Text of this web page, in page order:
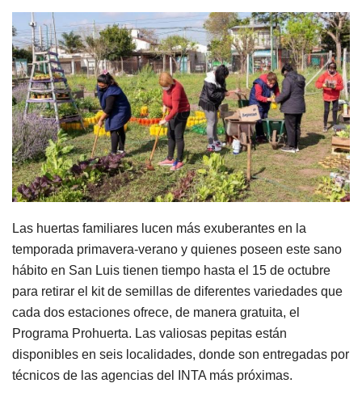
Las huertas familiares lucen más exuberantes en la
temporada primavera-verano y quienes poseen este sano
hábito en San Luis tienen tiempo hasta el 15 de octubre
para retirar el kit de semillas de diferentes variedades que
cada dos estaciones ofrece, de manera gratuita, el
Programa Prohuerta. Las valiosas pepitas están
disponibles en seis localidades, donde son entregadas por
técnicos de las agencias del INTA más próximas.